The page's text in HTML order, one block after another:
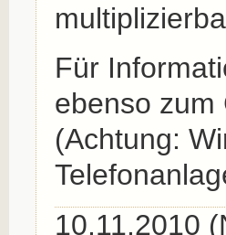
Für
ebenso
(Achtung:
10.11.2010